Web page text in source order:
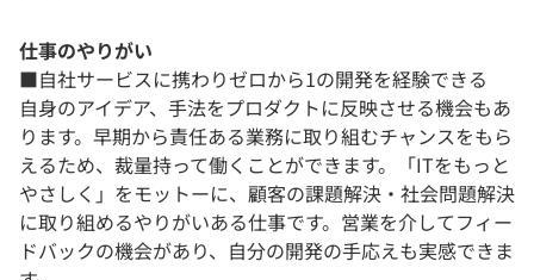
仕事のやりがい
■自社サービスに携わりゼロから1の開発を経験できる
自身のアイデア、手法をプロダクトに反映させる機会もあ
ります。早期から責任ある業務に取り組むチャンスをもら
えるため、裁量持って働くことができます。「ITをもっと
やさしく」をモットーに、顧客の課題解決・社会問題解決
に取り組めるやりがいある仕事です。営業を介してフィー
ドバックの機会があり、自分の開発の手応えも実感できま